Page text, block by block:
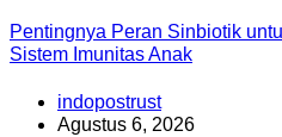
Pentingnya Peran Sinbiotik
Sistem Imunitas Anak
indopostrust
Agustus 6, 2026